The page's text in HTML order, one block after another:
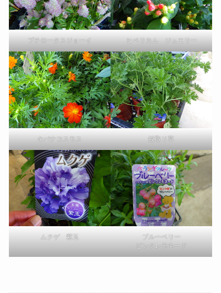
プチロータスジョーイ ヒペリカム ジュエリー
キバナコスモス 蚊取り草
ムクゲ 紫玉
ブルーベリー
ピンクレモネード